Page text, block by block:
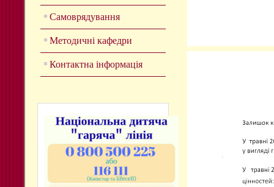
Самоврядування
Методичні кафедри
Контактна інформація